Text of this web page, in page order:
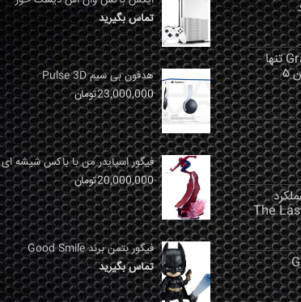
بازی Gran Turismo 7 تنها
در انحصار پلی‌استیشن ۵
تماس بگیرید
هدفون بی سیم Pulse 3D
23,000,000تومان
فیگور اسپایدر من با باکس شیشه ای
20,000,000تومان
فیگور بتمن برند Good Smile
تماس بگیرید